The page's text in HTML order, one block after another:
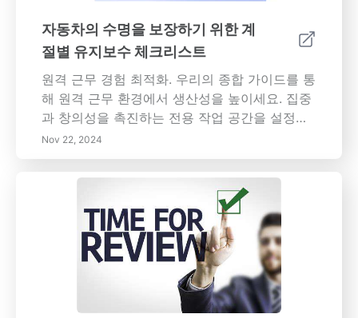
을 발견하며, 요구에 맞는 적절한 서스펜션을 선
택할 때 고려해야 할 요소를 이해합니다. 오늘 차
량 설계와 성능에서 서스펜션 시스템의 중요한
역할에 대한 자세한 통찰력을 통해 자동차 지식
을 향상시키십시오!
자동차의 수명을 보장하기 위한 계
절별 유지보수 체크리스트
원격 근무 경험 최적화. 우리의 종합 가이드를 통
해 원격 근무 환경에서 생산성을 높이세요. 집중
과 창의성을 촉진하는 전용 작업 공간을 설정하
는 방법, 원활한 커뮤니케이션을 위한 기술 활용,
균형 잡힌 업무 및 개인 생활 관리를 배우세요.
명확한 목표를 설정하고, 작업을 우선순위에 따
라 정리하고, 필수 생산성 도구를 활용하는 효과
적인 전략을 발견하세요. 조직의 성공을 이끄는
데 있어 직원의 웰빙이 갖는 중요한 역할과 팀 내
정신적, 신체적 건강을 촉진하기 위한 혁신적인
전략을 탐구하세요. 원격 근무의 변화하는 환경
을 형성할 미래 트렌드와 기술 발전을深入하고
그에 따른 도전 과제를 이해하세요. 미래의 유연
Nov 22, 2024